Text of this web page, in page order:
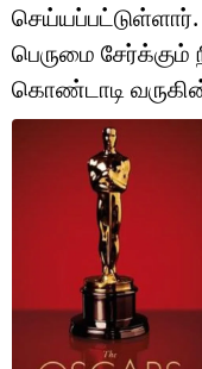
டெக்னாலஜி
ஆன்மீகம்
ஹெஃல்த்
ஷார்ட் வீடியோஸ்
வலை கதைகள்
போட்டோ கேலரி
செய்யப்பட்டுள்ளார்.
பெருமை சேர்க்கும்
கொண்டாடி